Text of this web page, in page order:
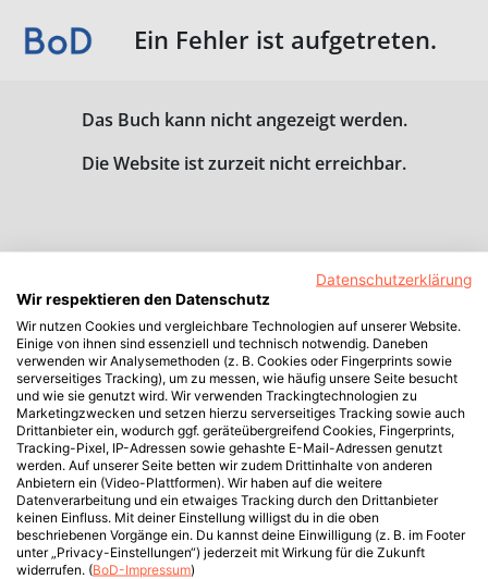
Ein Fehler ist aufgetreten.
Das Buch kann nicht angezeigt werden.
Die Website ist zurzeit nicht erreichbar.
Datenschutzerklärung
Wir respektieren den Datenschutz
Wir nutzen Cookies und vergleichbare Technologien auf unserer Website.
Einige von ihnen sind essenziell und technisch notwendig. Daneben
verwenden wir Analysemethoden (z. B. Cookies oder Fingerprints sowie
serverseitiges Tracking), um zu messen, wie häufig unsere Seite besucht
und wie sie genutzt wird. Wir verwenden Trackingtechnologien zu
Marketingzwecken und setzen hierzu serverseitiges Tracking sowie auch
Drittanbieter ein, wodurch ggf. geräteübergreifend Cookies, Fingerprints,
Tracking-Pixel, IP-Adressen sowie gehashte E-Mail-Adressen genutzt
werden. Auf unserer Seite betten wir zudem Drittinhalte von anderen
Anbietern ein (Video-Plattformen). Wir haben auf die weitere
Datenverarbeitung und ein etwaiges Tracking durch den Drittanbieter
keinen Einfluss. Mit deiner Einstellung willigst du in die oben
beschriebenen Vorgänge ein. Du kannst deine Einwilligung (z. B. im Footer
unter „Privacy-Einstellungen“) jederzeit mit Wirkung für die Zukunft
widerrufen. (BoD-Impressum)